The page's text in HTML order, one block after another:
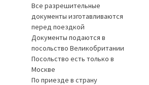
Все разрешительные
документы изготавливаются
перед поездкой
Документы подаются в
посольство Великобритании
Посольство есть только в
Москве
По приезде в страну